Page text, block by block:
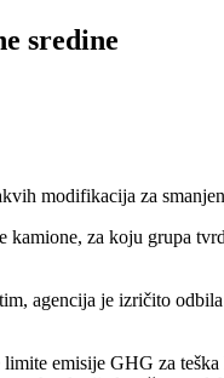
sredine
modifikacija za
za koju grupa
agencija je izričito
emisije GHG za